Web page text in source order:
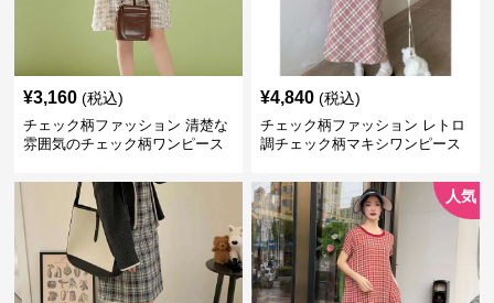
¥3,160 (税込)
チェック柄ファッション 清楚な
雰囲気のチェック柄ワンピース
¥4,840 (税込)
チェック柄ファッション レトロ
調チェック柄マキシワンピース
人気